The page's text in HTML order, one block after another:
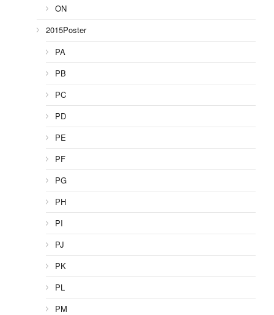
ON
2015Poster
PA
PB
PC
PD
PE
PF
PG
PH
PI
PJ
PK
PL
PM